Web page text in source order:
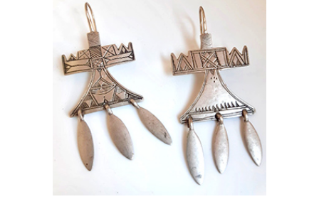
AJOUTER AU PANIER